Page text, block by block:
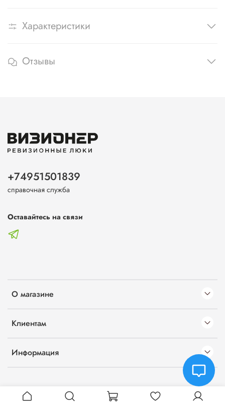
Характеристики
Отзывы
О магазине
Клиентам
Информация
+74951501839
справочная служба
Оставайтесь на связи